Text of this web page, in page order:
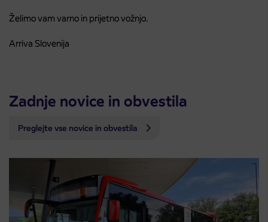
Želimo vam varno in prijetno vožnjo.
Arriva Slovenija
Zadnje novice in obvestila
Preglejte vse novice in obvestila